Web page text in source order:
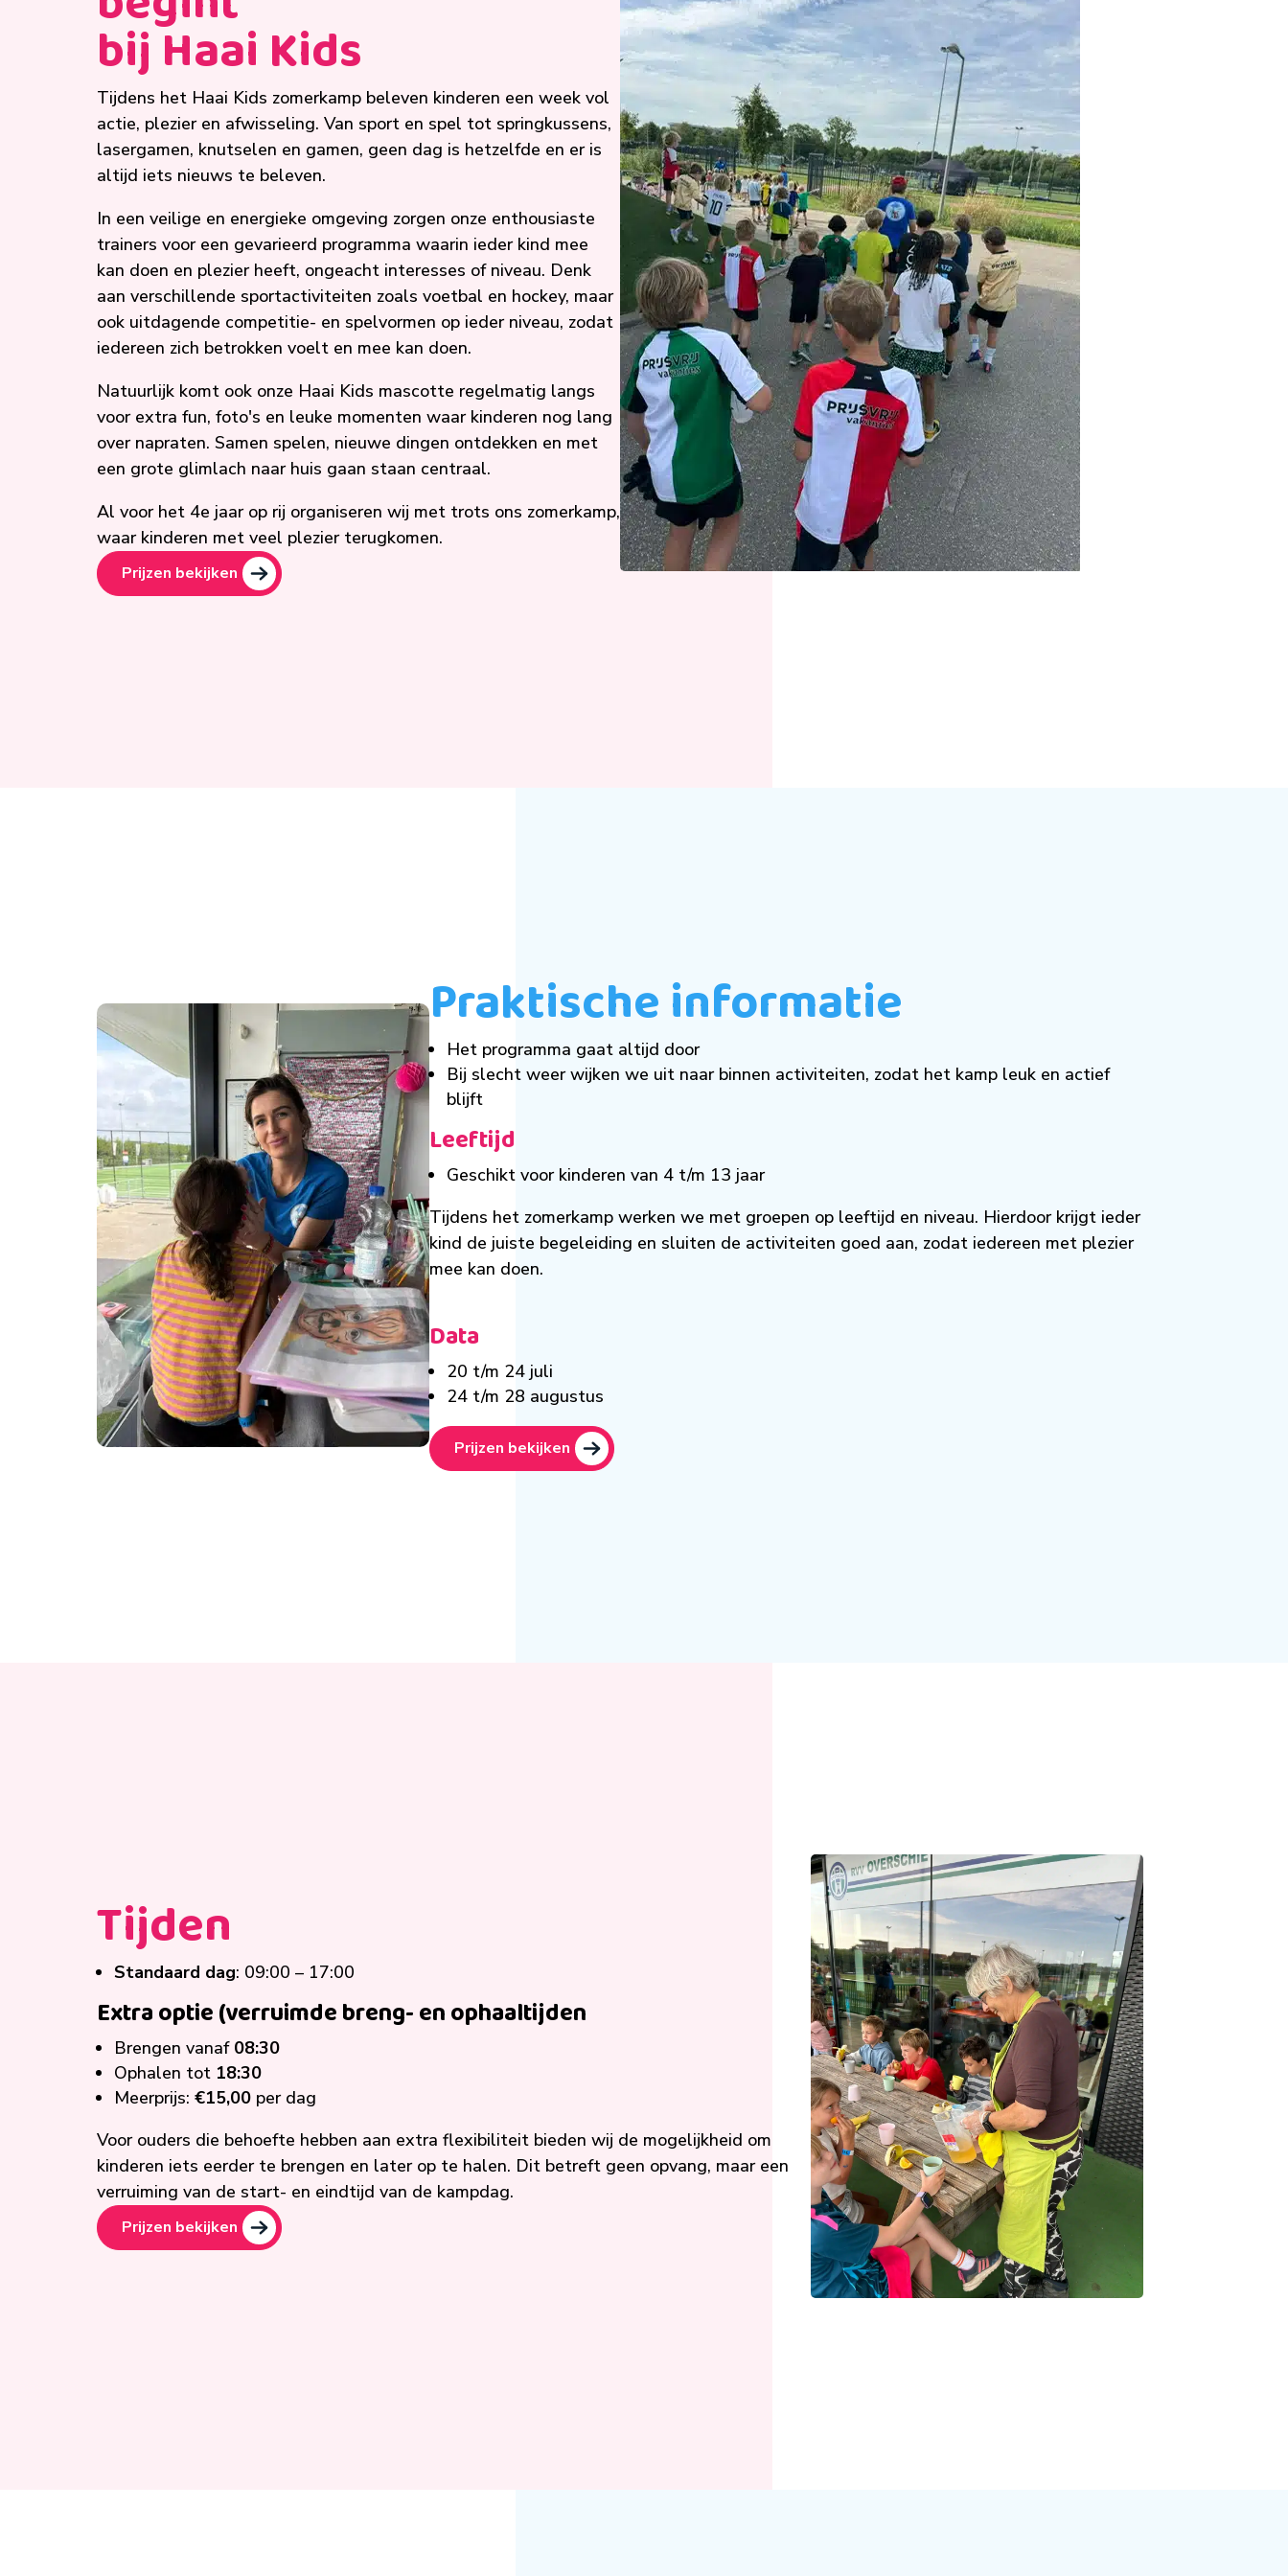
bij Haai Kids
Tijdens het Haai Kids zomerkamp beleven kinderen een week vol
actie, plezier en afwisseling. Van sport en spel tot springkussens,
lasergamen, knutselen en gamen, geen dag is hetzelfde en er is
altijd iets nieuws te beleven.
In een veilige en energieke omgeving zorgen onze enthousiaste
trainers voor een gevarieerd programma waarin ieder kind mee
kan doen en plezier heeft, ongeacht interesses of niveau. Denk
aan verschillende sportactiviteiten zoals voetbal en hockey, maar
ook uitdagende competitie- en spelvormen op ieder niveau, zodat
iedereen zich betrokken voelt en mee kan doen.
Natuurlijk komt ook onze Haai Kids mascotte regelmatig langs
voor extra fun, foto's en leuke momenten waar kinderen nog lang
over napraten. Samen spelen, nieuwe dingen ontdekken en met
een grote glimlach naar huis gaan staan centraal.
Al voor het 4e jaar op rij organiseren wij met trots ons zomerkamp,
waar kinderen met veel plezier terugkomen.
Prijzen bekijken
Praktische informatie
Het programma gaat altijd door
Bij slecht weer wijken we uit naar binnen activiteiten, zodat het kamp leuk en actief
blijft
Leeftijd
Geschikt voor kinderen van 4 t/m 13 jaar
Tijdens het zomerkamp werken we met groepen op leeftijd en niveau. Hierdoor krijgt ieder
kind de juiste begeleiding en sluiten de activiteiten goed aan, zodat iedereen met plezier
mee kan doen.
Data
20 t/m 24 juli
24 t/m 28 augustus
Prijzen bekijken
Tijden
Standaard dag: 09:00 – 17:00
Extra optie (verruimde breng- en ophaaltijden
Brengen vanaf 08:30
Ophalen tot 18:30
Meerprijs: €15,00per dag
Voor ouders die behoefte hebben aan extra flexibiliteit bieden wij de mogelijkheid om
kinderen iets eerder te brengen en later op te halen. Dit betreft geen opvang, maar een
verruiming van de start- en eindtijd van de kampdag.
Prijzen bekijken